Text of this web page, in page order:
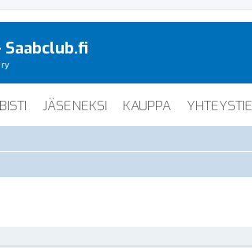
ry
JÄSENEKSI KAUPPA